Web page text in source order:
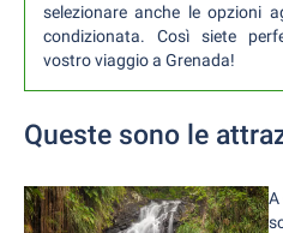
selezionare anche le opzioni
condizionata. Così siete
vostro viaggio a Grenada!
Queste sono le
A